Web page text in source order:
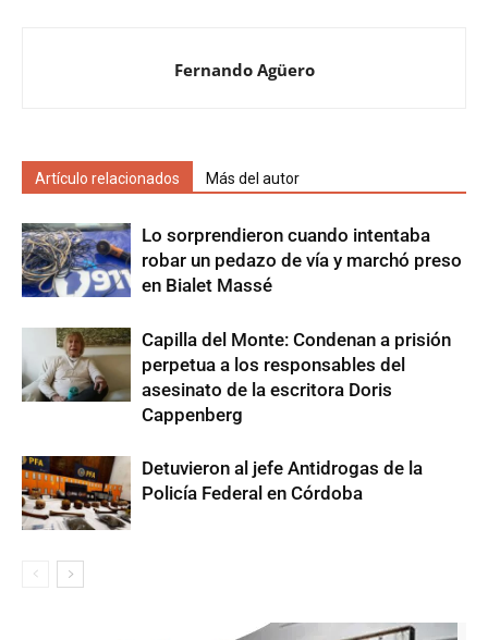
Fernando Agüero
Artículo relacionados Más del autor
Lo sorprendieron cuando intentaba
robar un pedazo de vía y marchó preso
en Bialet Massé
Capilla del Monte: Condenan a prisión
perpetua a los responsables del
asesinato de la escritora Doris
Cappenberg
Detuvieron al jefe Antidrogas de la
Policía Federal en Córdoba